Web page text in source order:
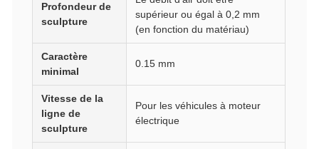
Profondeur de
sculpture
supérieur ou égal à 0,2 mm
(en fonction du matériau)
Caractère
minimal
0.15 mm
Vitesse de la
ligne de
sculpture
Pour les véhicules à moteur
électrique